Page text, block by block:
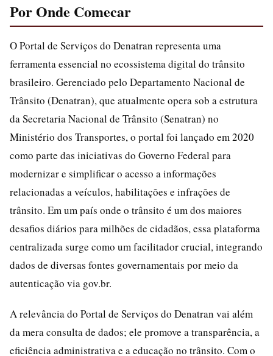
Por Onde Comecar
O Portal de Serviços do Denatran representa uma
ferramenta essencial no ecossistema digital do trânsito
brasileiro. Gerenciado pelo Departamento Nacional de
Trânsito (Denatran), que atualmente opera sob a estrutura
da Secretaria Nacional de Trânsito (Senatran) no
Ministério dos Transportes, o portal foi lançado em 2020
como parte das iniciativas do Governo Federal para
modernizar e simplificar o acesso a informações
relacionadas a veículos, habilitações e infrações de
trânsito. Em um país onde o trânsito é um dos maiores
desafios diários para milhões de cidadãos, essa plataforma
centralizada surge como um facilitador crucial, integrando
dados de diversas fontes governamentais por meio da
autenticação via gov.br.
A relevância do Portal de Serviços do Denatran vai além
da mera consulta de dados; ele promove a transparência, a
eficiência administrativa e a educação no trânsito. Com o